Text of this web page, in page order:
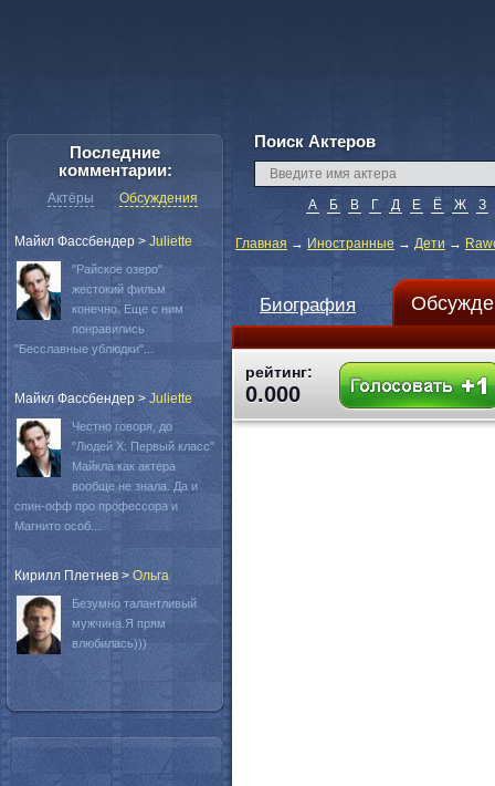
Поиск Актеров
А Б В Г Д Е Ё Ж З
Главная → Иностранные → Дети →
Биография
рейтинг:
0.000
Последние
комментарии:
Актёры Обсуждения
Майкл Фассбендер > Juliette
"Райское озеро"
жестокий фильм
конечно. Еще с ним
понравились
"Бесславные ублюдки"...
Майкл Фассбендер > Juliette
Честно говоря, до
"Людей Х: Первый класс"
Майкла как актера
вообще не знала. Да и
спин-офф про профессора и
Магнито особ...
Кирилл Плетнев > Oльга
Безумно талантливый
мужчина.Я прям
влюбилась)))